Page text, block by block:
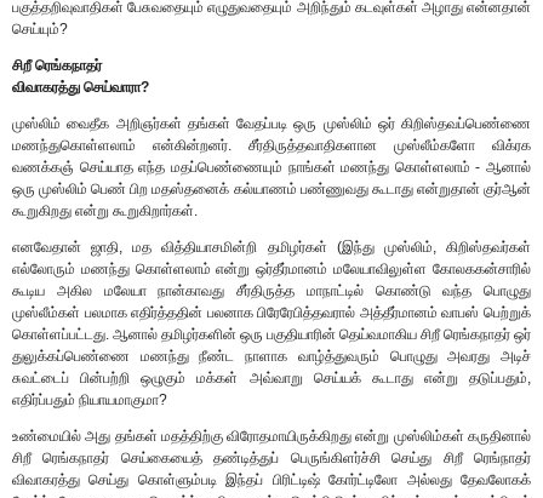
பகுத்தறிவுவாதிகள் பேசுவதையும் எழுதுவதையும் அறிந்தும் கடவுள்கள் அழாது என்னதான்
செய்யும்?
சிறீ ரெங்கநாதர்
விவாகரத்து செய்வாரா?
முஸ்லிம் வைதீக அறிஞர்கள் தங்கள் வேதப்படி ஒரு முஸ்லிம் ஒர் கிறிஸ்தவப்பெண்ணை
மணந்துகொள்ளலாம் என்கின்றனர். சீர்திருத்தவாதிகளான முஸ்லீம்களோ விக்ரக
வணக்கஞ் செய்யாத எந்த மதப்பெண்ணையும் நாங்கள் மணந்து கொள்ளலாம் - ஆனால்
ஒரு முஸ்லிம் பெண் பிற மதஸ்தனைக் கல்யாணம் பண்ணுவது கூடாது என்றுதான் குர்ஆன்
கூறுகிறது என்று கூறுகிறார்கள்.
எனவேதான் ஜாதி, மத வித்தியாசமின்றி தமிழர்கள் (இந்து முஸ்லிம், கிறிஸ்தவர்கள்
எல்லோரும் மணந்து கொள்ளலாம் என்று ஒர்தீர்மானம் மலேயாவிலுள்ள கோலககன்சாரில்
கூடிய அகில மலேயா நான்காவது சீர்திருத்த மாநாட்டில் கொண்டு வந்த பொழுது
முஸ்லீம்கள் பலமாக எதிர்த்ததின் பலனாக பிரேரேபித்தவரால் அத்தீர்மானம் வாபஸ் பெற்றுக்
கொள்ளப்பட்டது. ஆனால் தமிழர்களின் ஒரு பகுதியாரின் தெய்வமாகிய சிறீ ரெங்கநாதர் ஒர்
துலுக்கப்பெண்ணை மணந்து நீண்ட நாளாக வாழ்த்துவரும் பொழுது அவரது அடிச்
சுவட்டைப் பின்பற்றி ஒழுகும் மக்கள் அவ்வாறு செய்யக் கூடாது என்று தடுப்பதும்,
எதிர்ப்பதும் நியாயமாகுமா?
உண்மையில் அது தங்கள் மதத்திற்கு விரோதமாயிருக்கிறது என்று முஸ்லிம்கள் கருதினால்
சிறீ ரெங்கநாதர் செய்கையைத் தண்டித்துப் பெருங்கிளர்ச்சி செய்து சிறீ ரெங்நாதர்
விவாகரத்து செய்து கொள்ளும்படி இந்தப் பிரிட்டிஷ் கோர்ட்டிலோ அல்லது தேவலோகக்